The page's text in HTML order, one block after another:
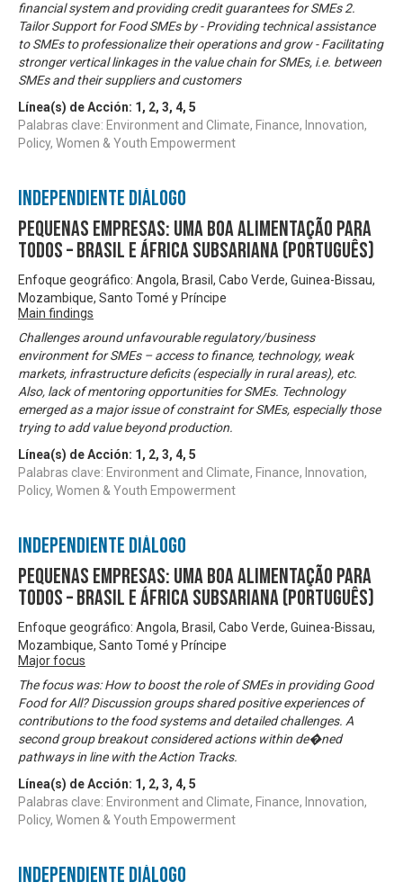
financial system and providing credit guarantees for SMEs 2.
Tailor Support for Food SMEs by - Providing technical assistance
to SMEs to professionalize their operations and grow - Facilitating
stronger vertical linkages in the value chain for SMEs, i.e. between
SMEs and their suppliers and customers
Línea(s) de Acción: 1 , 2, 3, 4, 5
Palabras clave: Environment and Climate, Finance, Innovation,
Policy, Women & Youth Empowerment
Independiente Diálogo
Pequenas Empresas: Uma Boa Alimentação para
Todos – Brasil e África Subsariana (Português)
Enfoque geográfico: Angola, Brasil, Cabo Verde, Guinea-Bissau,
Mozambique, Santo Tomé y Príncipe
Main findings
Challenges around unfavourable regulatory/business
environment for SMEs – access to finance, technology, weak
markets, infrastructure deficits (especially in rural areas), etc.
Also, lack of mentoring opportunities for SMEs. Technology
emerged as a major issue of constraint for SMEs, especially those
trying to add value beyond production.
Línea(s) de Acción: 1 , 2, 3, 4, 5
Palabras clave: Environment and Climate, Finance, Innovation,
Policy, Women & Youth Empowerment
Independiente Diálogo
Pequenas Empresas: Uma Boa Alimentação para
Todos – Brasil e África Subsariana (Português)
Enfoque geográfico: Angola, Brasil, Cabo Verde, Guinea-Bissau,
Mozambique, Santo Tomé y Príncipe
Major focus
The focus was: How to boost the role of SMEs in providing Good
Food for All? Discussion groups shared positive experiences of
contributions to the food systems and detailed challenges. A
second group breakout considered actions within de�ned
pathways in line with the Action Tracks.
Línea(s) de Acción: 1 , 2, 3, 4, 5
Palabras clave: Environment and Climate, Finance, Innovation,
Policy, Women & Youth Empowerment
Independiente Diálogo